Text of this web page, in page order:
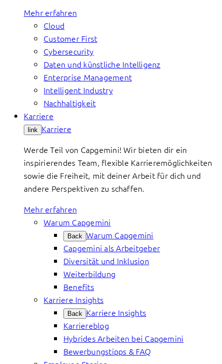
Mehr erfahren
Cloud
Customer First
Cybersecurity
Daten und künstliche Intelligenz
Enterprise Management
Intelligent Industry
Nachhaltigkeit
Karriere
link Karriere
Werde Teil von Capgemini! Wir bieten dir ein
inspirierendes Team, flexible Karrieremöglichkeiten
sowie die Freiheit, mit deiner Arbeit für dich und
andere Perspektiven zu schaffen.
Mehr erfahren
Warum Capgemini
Back Warum Capgemini
Capgemini als Arbeitgeber
Diversität und Inklusion
Weiterbildung
Benefits
Karriere Insights
Back Karriere Insights
Karriereblog
Hybrides Arbeiten bei Capgemini
Bewerbungstipps & FAQ